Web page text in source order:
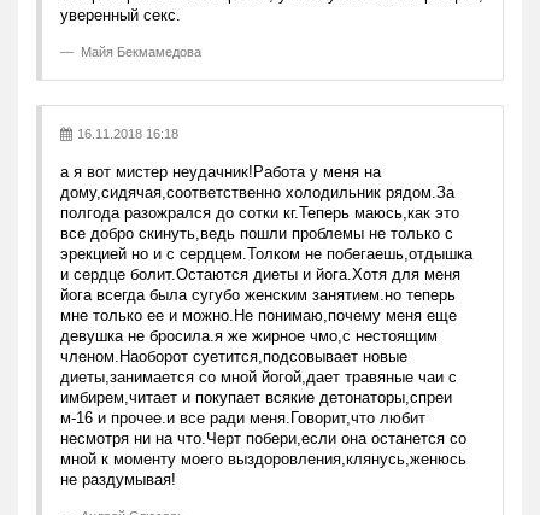
уверенный секс.
Майя Бекмамедова
16.11.2018 16:18
а я вот мистер неудачник!Работа у меня на
дому,сидячая,соответственно холодильник рядом.За
полгода разожрался до сотки кг.Теперь маюсь,как это
все добро скинуть,ведь пошли проблемы не только с
эрекцией но и с сердцем.Толком не побегаешь,отдышка
и сердце болит.Остаются диеты и йога.Хотя для меня
йога всегда была сугубо женским занятием.но теперь
мне только ее и можно.Не понимаю,почему меня еще
девушка не бросила.я же жирное чмо,с нестоящим
членом.Наоборот суетится,подсовывает новые
диеты,занимается со мной йогой,дает травяные чаи с
имбирем,читает и покупает всякие детонаторы,спреи
м-16 и прочее.и все ради меня.Говорит,что любит
несмотря ни на что.Черт побери,если она останется со
мной к моменту моего выздоровления,клянусь,женюсь
не раздумывая!